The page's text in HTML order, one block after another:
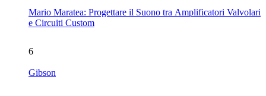
Mario Maratea: Progettare il Suono tra Amplificatori Valvolari
e Circuiti Custom
6
Gibson